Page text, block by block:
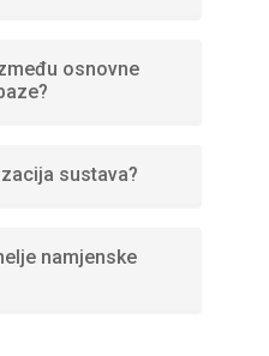
osnovne
sustava?
namjenske